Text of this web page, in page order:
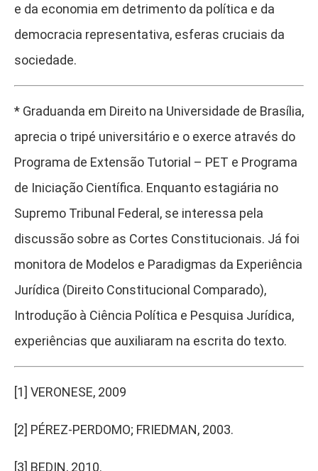
e da economia em detrimento da política e da
democracia representativa, esferas cruciais da
sociedade.
* Graduanda em Direito na Universidade de Brasília,
aprecia o tripé universitário e o exerce através do
Programa de Extensão Tutorial – PET e Programa
de Iniciação Científica. Enquanto estagiária no
Supremo Tribunal Federal, se interessa pela
discussão sobre as Cortes Constitucionais. Já foi
monitora de Modelos e Paradigmas da Experiência
Jurídica (Direito Constitucional Comparado),
Introdução à Ciência Política e Pesquisa Jurídica,
experiências que auxiliaram na escrita do texto.
[1] VERONESE, 2009
[2] PÉREZ-PERDOMO; FRIEDMAN, 2003.
[3] BEDIN, 2010.